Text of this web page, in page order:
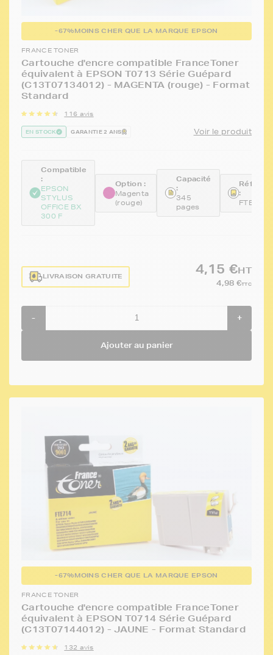
-67%MOINS CHER QUE LA MARQUE EPSON
FRANCE TONER
Cartouche d'encre compatible FranceToner
équivalent à EPSON T0713 Série Guépard
(C13T07134012) - MAGENTA (rouge) - Format
Standard
116 avis
EN STOCK GARANTIE 2 ANS Voir le produit
Compatible
:
EPSON
STYLUS
OFFICE BX
300 F
Option :
Magenta
(rouge)
Capacité
:
345
pages
:
FTE713
LIVRAISON GRATUITE
4,15 €HT
4,98 €TTC
- +
Ajouter au panier
-67%MOINS CHER QUE LA MARQUE EPSON
FRANCE TONER
Cartouche d'encre compatible FranceToner
équivalent à EPSON T0714 Série Guépard
(C13T07144012) - JAUNE - Format Standard
132 avis